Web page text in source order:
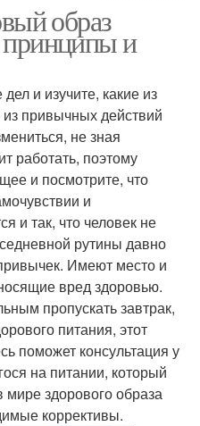
Глубокий сон
Сон в жизни
Влияние на здоровье
Сон на здоровье
образ
и
и изучите, какие из
привычных действий
не зная
работать, поэтому
и посмотрите, что
и
и так, что человек не
рутины давно
Имеют место и
вред здоровью.
пропускать завтрак,
питания, этот
поможет консультация у
на питании, который
мире здорового образа
коррективы.